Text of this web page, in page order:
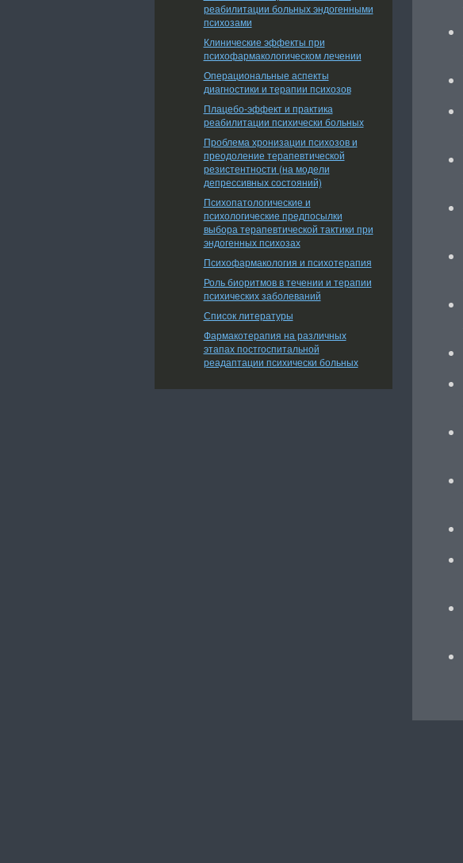
реабилитации больных эндогенными
психозами
Клинические эффекты при
психофармакологическом лечении
Операциональные аспекты
диагностики и терапии психозов
Плацебо-эффект и практика
реабилитации психически больных
Проблема хронизации психозов и
преодоление терапевтической
резистентности (на модели
депрессивных состояний)
Психопатологические и
психологические предпосылки
выбора терапевтической тактики при
эндогенных психозах
Психофармакология и психотерапия
Роль биоритмов в течении и терапии
психических заболеваний
Список литературы
Фармакотерапия на различных
этапах постгоспитальной
реадаптации психически больных